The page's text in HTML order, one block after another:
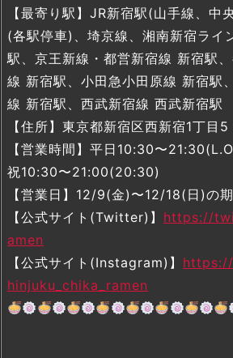
【最寄り駅】JR新宿駅(山手線、中
(各駅停車)、埼京線、湘南新宿ライ
駅、京王新線・都営新宿線 新宿駅
線 新宿駅、小田急小田原線 新宿駅
線 新宿駅、西武新宿線 西武新宿駅
【住所】東京都新宿区西新宿1丁目
【営業時間】平日10:30〜
祝10:30〜21:00(20:30)
【営業日】12/9(金)〜12/18(日)の期
【公式サイト(Twitter)】 https://
amen
【公式サイト(Instagram)】
hinjuku_chika_ramen